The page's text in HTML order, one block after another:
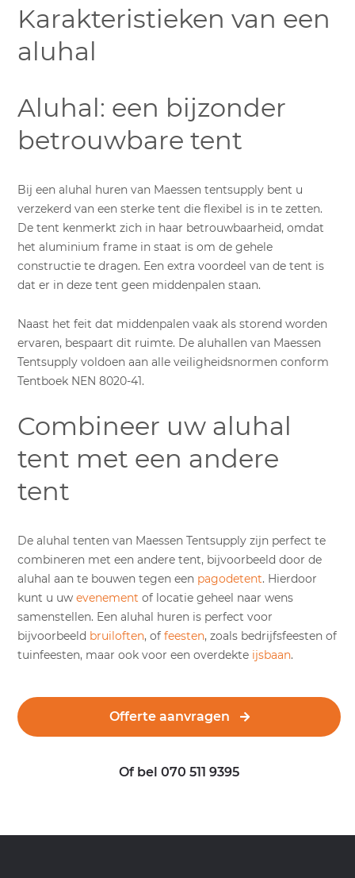
Karakteristieken van een
aluhal
Aluhal: een bijzonder
betrouwbare tent
Bij een aluhal huren van Maessen tentsupply bent u
verzekerd van een sterke tent die flexibel is in te zetten.
De tent kenmerkt zich in haar betrouwbaarheid, omdat
het aluminium frame in staat is om de gehele
constructie te dragen. Een extra voordeel van de tent is
dat er in deze tent geen middenpalen staan.
Naast het feit dat middenpalen vaak als storend worden
ervaren, bespaart dit ruimte. De aluhallen van Maessen
Tentsupply voldoen aan alle veiligheidsnormen conform
Tentboek NEN 8020-41.
Combineer uw aluhal
tent met een andere
tent
De aluhal tenten van Maessen Tentsupply zijn perfect te
combineren met een andere tent, bijvoorbeeld door de
aluhal aan te bouwen tegen een pagodetent. Hierdoor
kunt u uwevenement of locatie geheel naar wens
samenstellen. Een aluhal huren is perfect voor
bijvoorbeeld bruiloften, offeesten, zoals bedrijfsfeesten of
tuinfeesten, maar ook voor een overdekte ijsbaan.
Offerte aanvragen
Of bel 070 511 9395